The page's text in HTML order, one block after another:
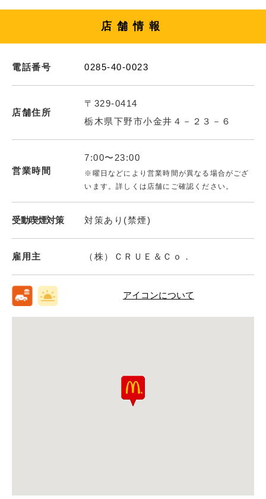
店舗情報
電話番号 0285-40-0023
店舗住所
〒329-0414
栃木県下野市小金井４－２３－６
営業時間
7:00〜23:00
※曜日などにより営業時間が異なる場合がござ
います。詳しくは店舗にご確認ください。
受動喫煙対策 対策あり(禁煙)
雇用主 （株）ＣＲＵＥ＆Ｃｏ．
アイコンについて